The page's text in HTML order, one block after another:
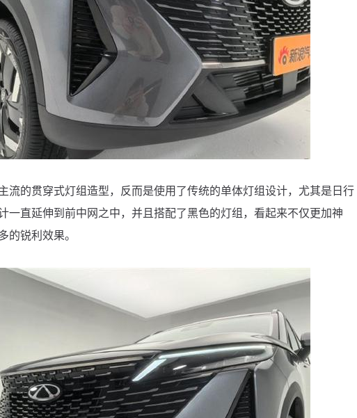
的贯穿式灯组造型，反而是使用了传统的单体灯组设计，尤其是日行
一直延伸到前中网之中，并且搭配了黑色的灯组，看起来不仅更加神
的锐利效果。